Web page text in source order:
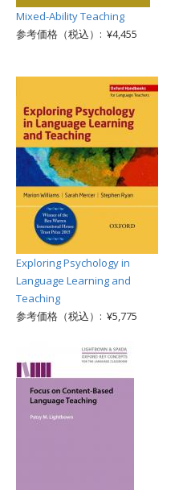
Mixed-Ability Teaching
参考価格（税込）: ¥4,455
Exploring Psychology in
Language Learning and
Teaching
参考価格（税込）: ¥5,775